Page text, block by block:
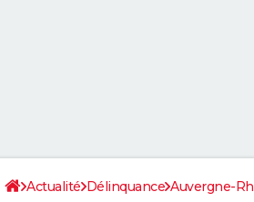
Actualité Délinquance Auvergne-